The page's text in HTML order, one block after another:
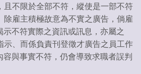
，且不限於全部不符，縱使是一部不符
除雇主積極故意為不實之廣告，倘雇
示不符實際之資訊或訊息，亦屬之
示、而係負責刊登徵才廣告之員工作
與事實不符，仍會導致求職者誤判